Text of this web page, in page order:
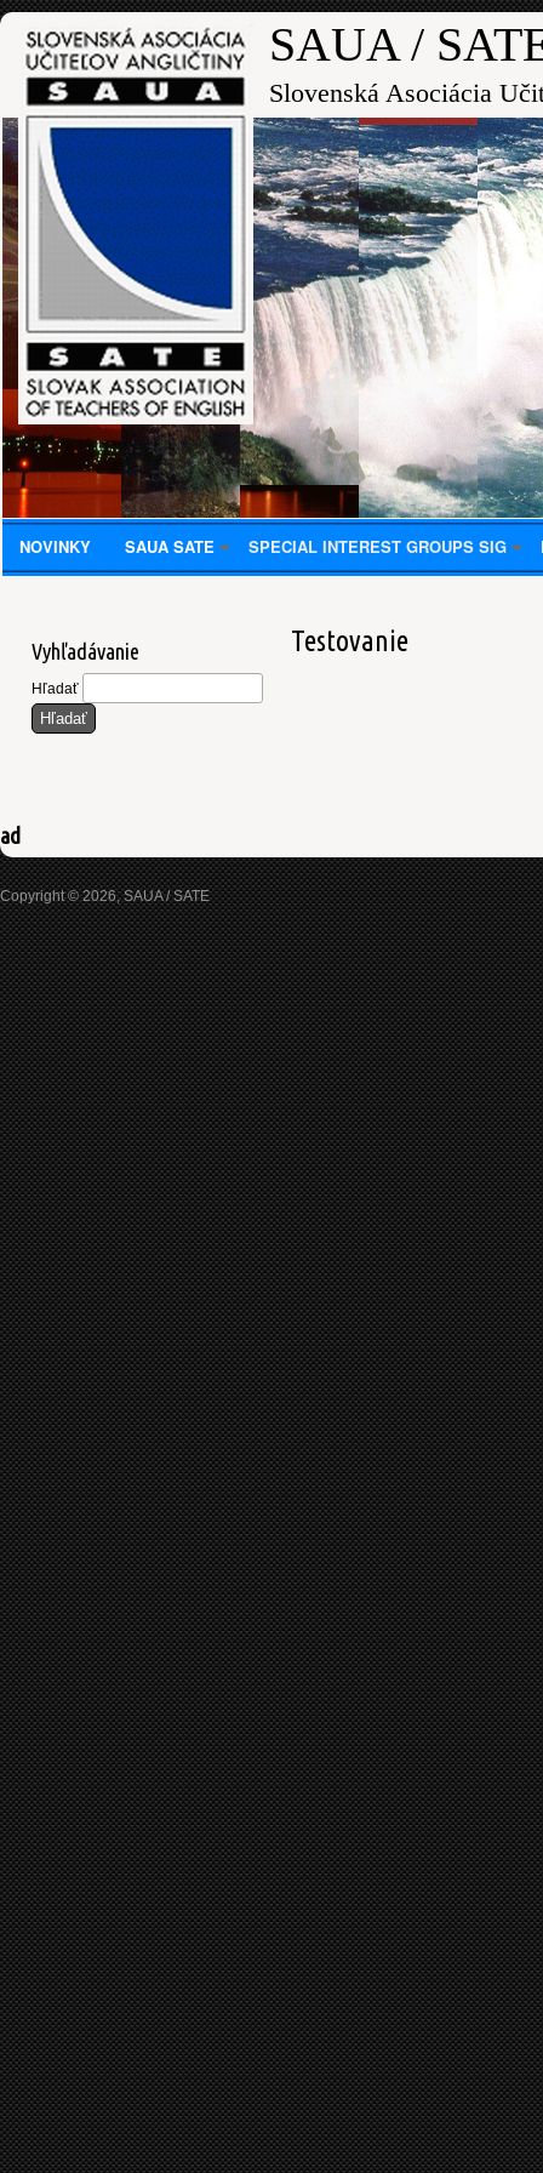
SAUA /
Slovenská Asociácia
NOVINKY SAUA SATE SPECIAL INTEREST GROUPS SIG
Testovanie
Vyhľadávanie
Hľadať
ad
Copyright © 2026, SAUA / SATE